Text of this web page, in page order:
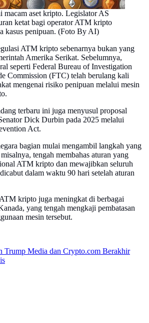
macam aset kripto. Legislator AS
ketat bagi operator ATM kripto
kasus penipuan. (Foto By AI)
ATM kripto sebenarnya bukan yang
Amerika Serikat. Sebelumnya,
seperti Federal Bureau of Investigation
Commission (FTC) telah berulang kali
mengenai risiko penipuan melalui mesin
terbaru ini juga menyusul proposal
Dick Durbin pada 2025 melalui
Act.
bagian mulai mengambil langkah yang
tengah membahas aturan yang
ATM kripto dan mewajibkan seluruh
dalam waktu 90 hari setelah aturan
kripto juga meningkat di berbagai
yang tengah mengkaji pembatasan
mesin tersebut.
Trump Media dan Crypto.com Berakhir